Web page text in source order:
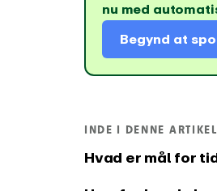
Forbind EARLY til dine
INDE I DENNE ARTIKEL
Hvad er mål for
nu med
Begynd at